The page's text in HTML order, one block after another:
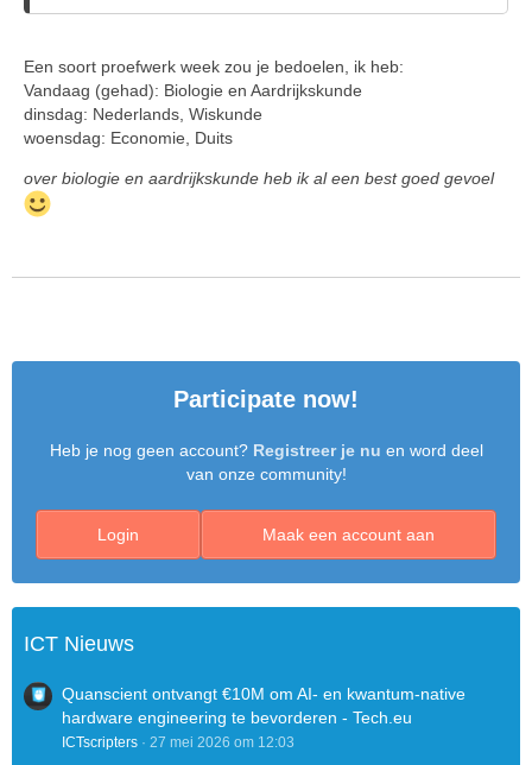
Een soort proefwerk week zou je bedoelen, ik heb:
Vandaag (gehad): Biologie en Aardrijkskunde
dinsdag: Nederlands, Wiskunde
woensdag: Economie, Duits
over biologie en aardrijkskunde heb ik al een best goed gevoel
Participate now!
Heb je nog geen account? Registreer je nu en word deel
van onze community!
Maak een account aan
Login
ICT Nieuws
Quanscient ontvangt €10M om AI- en kwantum-native
hardware engineering te bevorderen - Tech.eu
ICTscripters 27 mei 2026 om 12:03